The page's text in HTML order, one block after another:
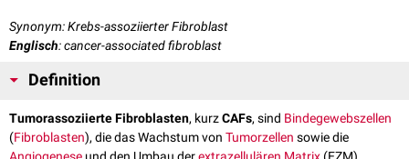
Synonym: Krebs-assoziierter Fibroblast
Englisch: cancer-associated fibroblast
Definition
Tumorassoziierte Fibroblasten, kurzCAFs, sind Bindegewebszellen
(Fibroblasten), die das Wachstum von Tumorzellen sowie die